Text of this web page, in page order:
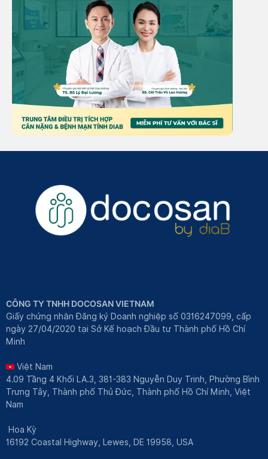
CÔNG TY TNHH DOCOSAN VIETNAM
Giấy chứng nhận Đăng ký Doanh nghiệp số 0316247099, cấp
ngày 27/04/2020 tại Sở Kế hoạch Đầu tư Thành phố Hồ Chí
Minh
Việt Nam
4.09 Tầng 4 Khối LA.3, 381-383 Nguyễn Duy Trinh, Phường Bình
Trưng Tây, Thành phố Thủ Đức, Thành phố Hồ Chí Minh, Việt
Nam
Hoa Kỳ
16192 Coastal Highway, Lewes, DE 19958, USA